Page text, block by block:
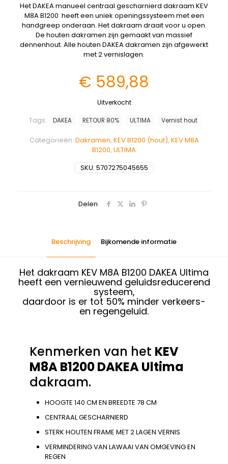
Het DAKEA manueel centraal gescharnierd dakraam KEV
M8A B1200 heeft een uniek openingssysteem met een
handgreep onderaan. Het dakraam draait voor u open.
De houten dakramen zijn gemaakt van massief
dennenhout. Alle houten DAKEA dakramen zijn afgewerkt
met 2 vernislagen.
€ 589,88
Uitverkocht
SKU: 5707275045655
Categorieën: Dakramen, KEV B1200 (hout), KEV M8A
B1200, ULTIMA
Tags: DAKEA RETOUR 80% ULTIMA Vernist hout
Delen
Beschrijving Bijkomende informatie
Het dakraam KEV M8A B1200 DAKEA Ultima
heeft een vernieuwend geluidsreducerend
systeem,
daardoor is er tot 50% minder verkeers-
en regengeluid.
Kenmerken van het KEV
M8A B1200DAKEA Ultima
dakraam.
HOOGTE 140 CM EN BREEDTE 78 CM
CENTRAAL GESCHARNIERD
STERK HOUTEN FRAME MET 2 LAGEN VERNIS
VERMINDERING VAN LAWAAI VAN OMGEVING EN
REGEN